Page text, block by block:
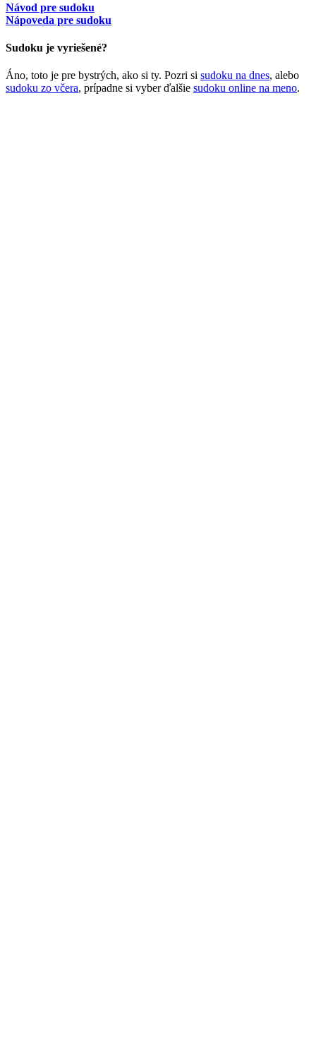
Návod pre sudoku
Nápoveda pre sudoku
Sudoku je vyriešené?
Áno, toto je pre bystrých, ako si ty. Pozri si sudoku na dnes, alebo
sudoku zo včera, prípadne si vyber ďalšie sudoku online na meno.